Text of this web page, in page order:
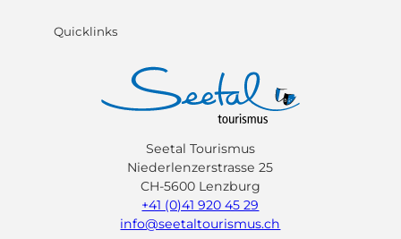
Quicklinks
Seetal Tourismus
Niederlenzerstrasse 25
CH-5600 Lenzburg
+41 (0)41 920 45 29
info@seetaltourismus.ch